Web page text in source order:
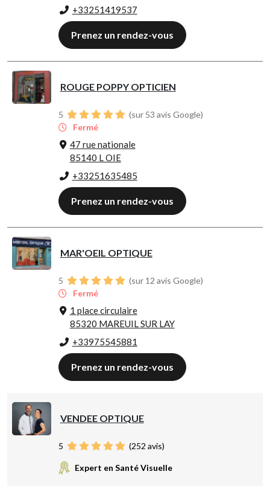
+33251419537
Prenez un rendez-vous
ROUGE POPPY OPTICIEN
5
(sur 53 avis Google)
Fermé
47 rue nationale
85140 L OIE
+33251635485
Prenez un rendez-vous
MAR'OEIL OPTIQUE
5
(sur 12 avis Google)
Fermé
1 place circulaire
85320 MAREUIL SUR LAY
+33975545881
Prenez un rendez-vous
VENDEE OPTIQUE
5 (252 avis)
Expert en Santé Visuelle